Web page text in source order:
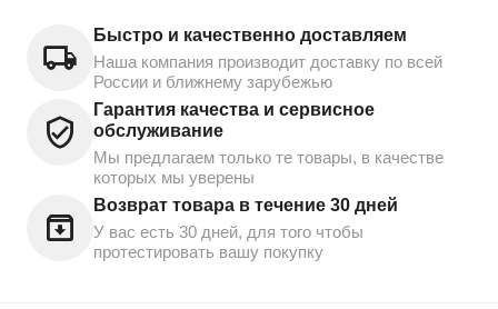
Быстро и качественно доставляем
Наша компания производит доставку по всей
России и ближнему зарубежью
Гарантия качества и сервисное
обслуживание
Мы предлагаем только те товары, в качестве
которых мы уверены
Возврат товара в течение 30 дней
У вас есть 30 дней, для того чтобы
протестировать вашу покупку